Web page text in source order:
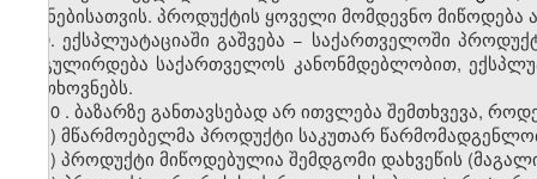
მიზნებისათვის. პროდუქტის ყოველი მომდევნო
9. ექსპლუატაციაში გაშვება − საქართველოში
რეგულირდება საქართველოს კანონმდებლობით,
მოთხოვნებს.
10. ბაზარზე განთავსებად არ ითვლება შემთხვევა,
ა) მწარმოებელმა პროდუქტი საკუთარ
ბ) პროდუქტი მიწოდებულია შემდგომი დახვეწის